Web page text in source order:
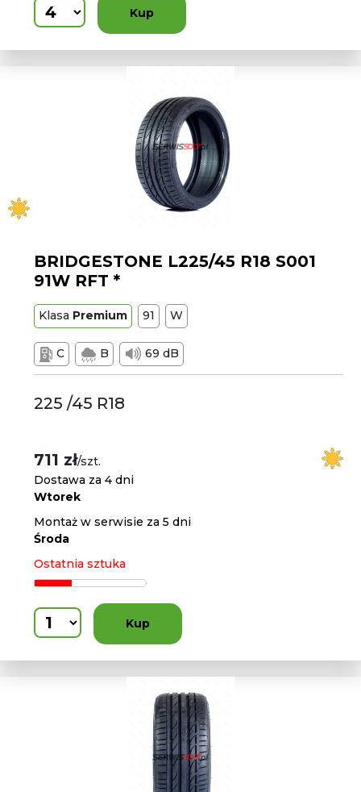
Kup
BRIDGESTONE L225/45 R18 S001
91W RFT *
Klasa Premium 91 W
C B 69 dB
225 /45 R18
711 zł/szt.
Dostawa za 4 dni
Wtorek
Montaż w serwisie za 5 dni
Środa
Ostatnia sztuka
Kup